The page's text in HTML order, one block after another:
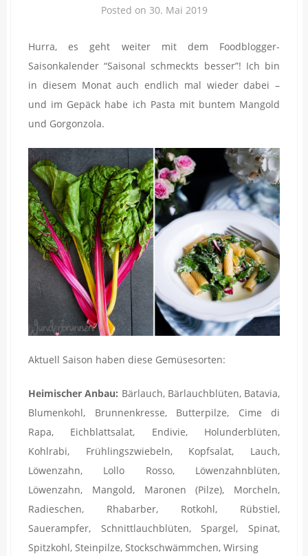
Posted on 30. Mai 2019
Hurra, es geht weiter mit dem Foodblogger-
Saisonkalender “Saisonal schmeckts besser”! Ich bin
in diesem Monat auch endlich mal wieder dabei –
und im Gepäck habe ich Pasta mit buntem Mangold
und Gorgonzola.
Aktuell Saison haben diese Gemüsesorten:
Heimischer Anbau: Bärlauch, Bärlauchblüten, Batavia,
Blumenkohl, Brunnenkresse, Butterpilze, Cime di
Rapa, Eichblattsalat, Endivie, Holunderblüten,
Kohlrabi, Frühlingszwiebeln, Kopfsalat, Lauch,
Löwenzahn, Lollo Rosso, Löwenzahnblüten,
Löwenzahn, Mangold, Maronen (Pilze), Morcheln,
Radieschen, Rhabarber, Rotkohl, Rübstiel,
Sauerampfer, Schnittlauchblüten, Spargel, Spinat,
Spitzkohl, Steinpilze, Stockschwämmchen, Wirsing